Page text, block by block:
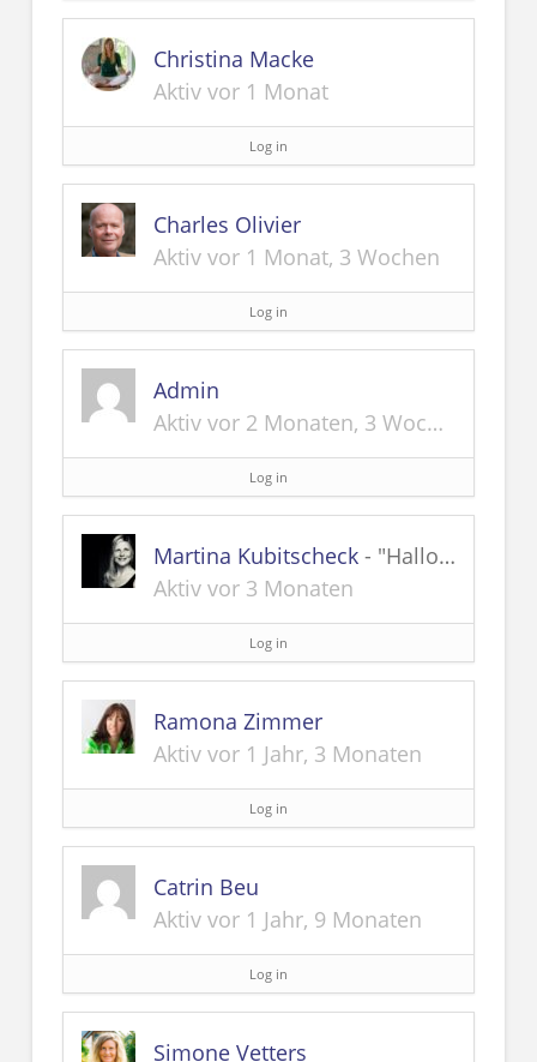
Christina Macke
Aktiv vor 1 Monat
Log in
Charles Olivier
Aktiv vor 1 Monat, 3 Wochen
Log in
Admin
Aktiv vor 2 Monaten, 3 Wochen
Log in
Martina Kubitscheck - "Hallo Ihr Lieben! Was würdet Ihr von einer WhatsApp Gruppe halten? Vielleicht für alle aus unserer Ausbildung?
Aktiv vor 3 Monaten
Log in
Ramona Zimmer
Aktiv vor 1 Jahr, 3 Monaten
Log in
Catrin Beu
Aktiv vor 1 Jahr, 9 Monaten
Log in
Simone Vetters